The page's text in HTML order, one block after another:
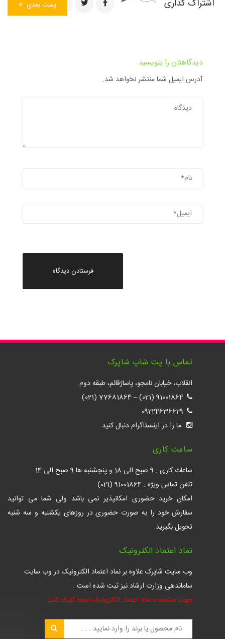
اشتراک گذاری پست بعدی
دیدگاهتان را بنویسید
آدرس ایمیل شما منتشر نخواهد شد.
تماس با پت شاپ شاپرک
انقلاب، خیابان نامجو، پاساژقائم، طبقه دوم
91001864 (021)
–
77681864 (021)
09224636629
ما را در اینستاگرام دنبال کنید
ساعت کاری
ساعات کاری : 9 صبح الی 18 و پنجشنبه ها 9 صبح الی 14
تلفن تماس ویژه : 91001864 (021)
امکان خرید حضوری امکانپذیر نمی باشد ولی شما می توانید
سفارش خود را به صورت حضوری در روزهای یکشنبه و سه شنبه
تحویل بگیرید.
نماد اعتماد الکترونیک
وب سایت شاپرک علاوه بر نماد اعتماد الکترونیک در وب سایت
ساماندهی وزارت ارشاد نیز ثبت شده است .
جهت مشاهده نماد اعتماد الکترونیک اینجا کلیک کنید